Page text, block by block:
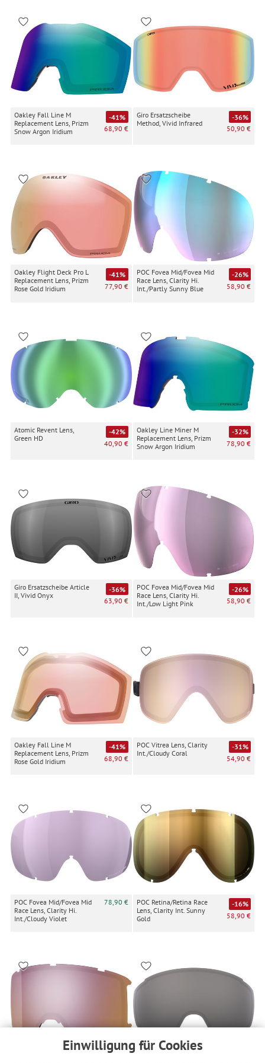
Einwilligung für Cookies
Oakley Fall Line M
Replacement Lens, Prizm
Snow Argon Iridium
-41%
68,90 €
Giro Ersatzscheibe
Method, Vivid Infrared
-36%
50,90 €
Oakley Flight Deck Pro L
Replacement Lens, Prizm
Rose Gold Iridium
-41%
77,90 €
POC Fovea Mid/Fovea Mid
Race Lens, Clarity Hi.
Int./Partly Sunny Blue
-26%
58,90 €
Atomic Revent Lens,
Green HD
-42%
40,90 €
Oakley Line Miner M
Replacement Lens, Prizm
Snow Argon Iridium
-32%
78,90 €
Giro Ersatzscheibe Article
II, Vivid Onyx
-36%
63,90 €
POC Fovea Mid/Fovea Mid
Race Lens, Clarity Hi.
Int./Low Light Pink
-26%
58,90 €
Oakley Fall Line M
Replacement Lens, Prizm
Rose Gold Iridium
-41%
68,90 €
POC Vitrea Lens, Clarity
Int./Cloudy Coral
-31%
54,90 €
POC Fovea Mid/Fovea Mid
Race Lens, Clarity Hi.
Int./Cloudy Violet
78,90 €
POC Retina/Retina Race
Lens, Clarity Int. Sunny
Gold
-16%
58,90 €